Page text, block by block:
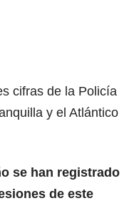
cifras de la Policía
y el Atlántico
se han registrado
de este